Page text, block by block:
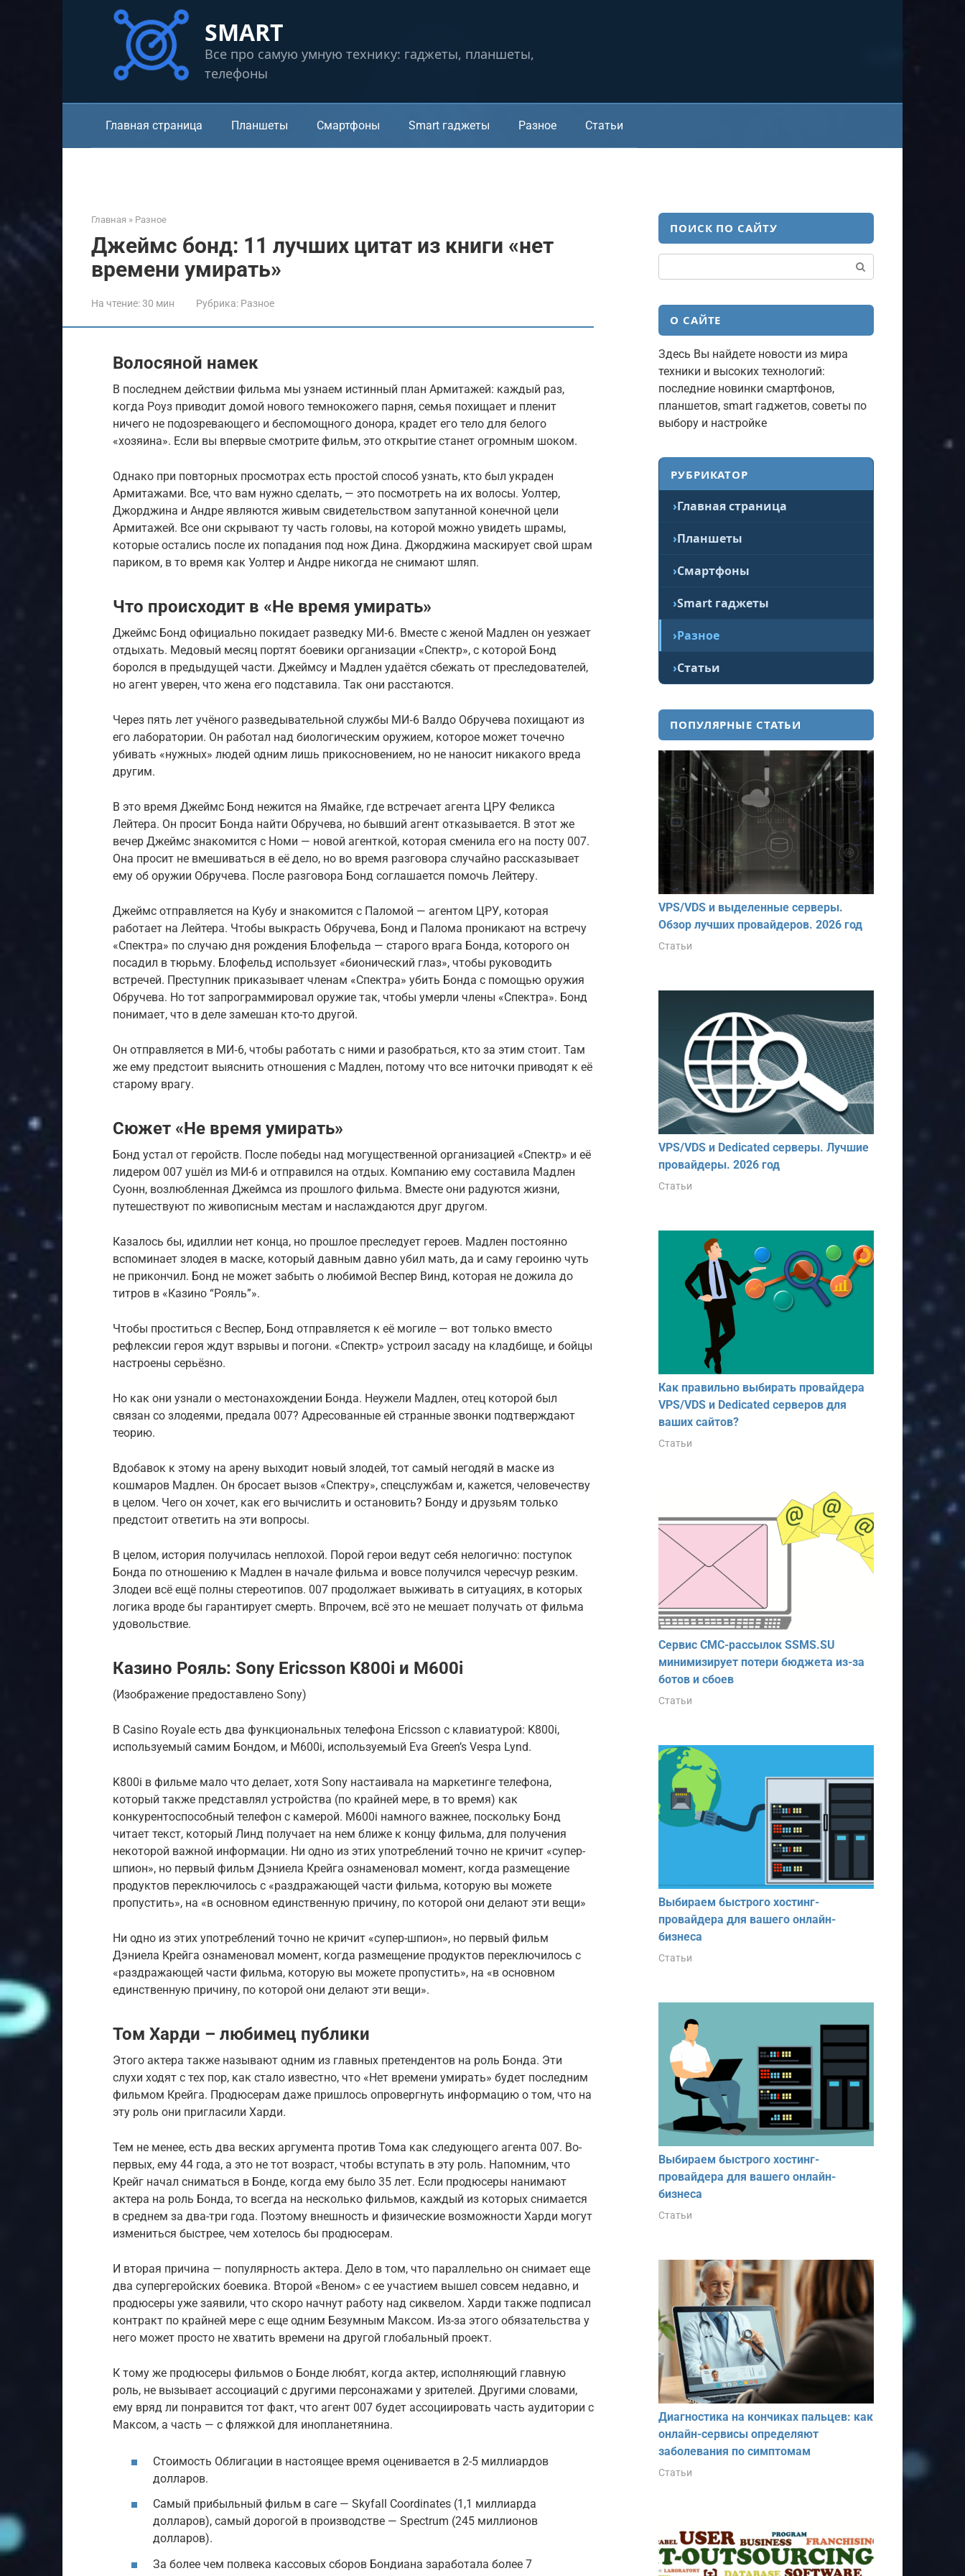
SMART
Все про самую умную технику: гаджеты, планшеты,
телефоны
Главная страница Планшеты Смартфоны Smart гаджеты Разное Статьи
Главная » Разное
Джеймс бонд: 11 лучших цитат из книги «нет
времени умирать»
На чтение:30 мин Рубрика: Разное
Волосяной намек
В последнем действии фильма мы узнаем истинный план Армитажей: каждый раз,
когда Роуз приводит домой нового темнокожего парня, семья похищает и пленит
ничего не подозревающего и беспомощного донора, крадет его тело для белого
«хозяина». Если вы впервые смотрите фильм, это открытие станет огромным шоком.
Однако при повторных просмотрах есть простой способ узнать, кто был украден
Армитажами. Все, что вам нужно сделать, — это посмотреть на их волосы. Уолтер,
Джорджина и Андре являются живым свидетельством запутанной конечной цели
Армитажей. Все они скрывают ту часть головы, на которой можно увидеть шрамы,
которые остались после их попадания под нож Дина. Джорджина маскирует свой шрам
париком, в то время как Уолтер и Андре никогда не снимают шляп.
Что происходит в «Не время умирать»
Джеймс Бонд официально покидает разведку МИ‑6. Вместе с женой Мадлен он уезжает
отдыхать. Медовый месяц портят боевики организации «Спектр», с которой Бонд
боролся в предыдущей части. Джеймсу и Мадлен удаётся сбежать от преследователей,
но агент уверен, что жена его подставила. Так они расстаются.
Через пять лет учёного разведывательной службы МИ‑6 Валдо Обручева похищают из
его лаборатории. Он работал над биологическим оружием, которое может точечно
убивать «нужных» людей одним лишь прикосновением, но не наносит никакого вреда
другим.
В это время Джеймс Бонд нежится на Ямайке, где встречает агента ЦРУ Феликса
Лейтера. Он просит Бонда найти Обручева, но бывший агент отказывается. В этот же
вечер Джеймс знакомится с Номи — новой агенткой, которая сменила его на посту 007.
Она просит не вмешиваться в её дело, но во время разговора случайно рассказывает
ему об оружии Обручева. После разговора Бонд соглашается помочь Лейтеру.
Джеймс отправляется на Кубу и знакомится с Паломой — агентом ЦРУ, которая
работает на Лейтера. Чтобы выкрасть Обручева, Бонд и Палома проникают на встречу
«Спектра» по случаю дня рождения Блофельда — старого врага Бонда, которого он
посадил в тюрьму. Блофельд использует «бионический глаз», чтобы руководить
встречей. Преступник приказывает членам «Спектра» убить Бонда с помощью оружия
Обручева. Но тот запрограммировал оружие так, чтобы умерли члены «Спектра». Бонд
понимает, что в деле замешан кто-то другой.
Он отправляется в МИ‑6, чтобы работать с ними и разобраться, кто за этим стоит. Там
же ему предстоит выяснить отношения с Мадлен, потому что все ниточки приводят к её
старому врагу.
Сюжет «Не время умирать»
Бонд устал от геройств. После победы над могущественной организацией «Спектр» и её
лидером 007 ушёл из МИ-6 и отправился на отдых. Компанию ему составила Мадлен
Суонн, возлюбленная Джеймса из прошлого фильма. Вместе они радуются жизни,
путешествуют по живописным местам и наслаждаются друг другом.
Казалось бы, идиллии нет конца, но прошлое преследует героев. Мадлен постоянно
вспоминает злодея в маске, который давным давно убил мать, да и саму героиню чуть
не прикончил. Бонд не может забыть о любимой Веспер Винд, которая не дожила до
титров в «Казино “Рояль”».
Чтобы проститься с Веспер, Бонд отправляется к её могиле — вот только вместо
рефлексии героя ждут взрывы и погони. «Спектр» устроил засаду на кладбище, и бойцы
настроены серьёзно.
Но как они узнали о местонахождении Бонда. Неужели Мадлен, отец которой был
связан со злодеями, предала 007? Адресованные ей странные звонки подтверждают
теорию.
Вдобавок к этому на арену выходит новый злодей, тот самый негодяй в маске из
кошмаров Мадлен. Он бросает вызов «Спектру», спецслужбам и, кажется, человечеству
в целом. Чего он хочет, как его вычислить и остановить? Бонду и друзьям только
предстоит ответить на эти вопросы.
В целом, история получилась неплохой. Порой герои ведут себя нелогично: поступок
Бонда по отношению к Мадлен в начале фильма и вовсе получился чересчур резким.
Злодеи всё ещё полны стереотипов. 007 продолжает выживать в ситуациях, в которых
логика вроде бы гарантирует смерть. Впрочем, всё это не мешает получать от фильма
удовольствие.
Казино Рояль: Sony Ericsson K800i и M600i
(Изображение предоставлено Sony)
В Casino Royale есть два функциональных телефона Ericsson с клавиатурой: K800i,
используемый самим Бондом, и M600i, используемый Eva Green’s Vespa Lynd.
K800i в фильме мало что делает, хотя Sony настаивала на маркетинге телефона,
который также представлял устройства (по крайней мере, в то время) как
конкурентоспособный телефон с камерой. M600i намного важнее, поскольку Бонд
читает текст, который Линд получает на нем ближе к концу фильма, для получения
некоторой важной информации. Ни одно из этих употреблений точно не кричит «супер-
шпион», но первый фильм Дэниела Крейга ознаменовал момент, когда размещение
продуктов переключилось с «раздражающей части фильма, которую вы можете
пропустить», на «в основном единственную причину, по которой они делают эти вещи»
Ни одно из этих употреблений точно не кричит «супер-шпион», но первый фильм
Дэниела Крейга ознаменовал момент, когда размещение продуктов переключилось с
«раздражающей части фильма, которую вы можете пропустить», на «в основном
единственную причину, по которой они делают эти вещи».
Том Харди – любимец публики
Этого актера также называют одним из главных претендентов на роль Бонда. Эти
слухи ходят с тех пор, как стало известно, что «Нет времени умирать» будет последним
фильмом Крейга. Продюсерам даже пришлось опровергнуть информацию о том, что на
эту роль они пригласили Харди.
Тем не менее, есть два веских аргумента против Тома как следующего агента 007. Во-
первых, ему 44 года, а это не тот возраст, чтобы вступать в эту роль. Напомним, что
Крейг начал сниматься в Бонде, когда ему было 35 лет. Если продюсеры нанимают
актера на роль Бонда, то всегда на несколько фильмов, каждый из которых снимается
в среднем за два-три года. Поэтому внешность и физические возможности Харди могут
измениться быстрее, чем хотелось бы продюсерам.
И вторая причина — популярность актера. Дело в том, что параллельно он снимает еще
два супергеройских боевика. Второй «Веном» с ее участием вышел совсем недавно, и
продюсеры уже заявили, что скоро начнут работу над сиквелом. Харди также подписал
контракт по крайней мере с еще одним Безумным Максом. Из-за этого обязательства у
него может просто не хватить времени на другой глобальный проект.
К тому же продюсеры фильмов о Бонде любят, когда актер, исполняющий главную
роль, не вызывает ассоциаций с другими персонажами у зрителей. Другими словами,
ему вряд ли понравится тот факт, что агент 007 будет ассоциировать часть аудитории с
Максом, а часть — с фляжкой для инопланетянина.
Стоимость Облигации в настоящее время оценивается в 2-5 миллиардов
долларов.
Самый прибыльный фильм в саге — Skyfall Coordinates (1,1 миллиарда
долларов), самый дорогой в производстве — Spectrum (245 миллионов
долларов).
За более чем полвека кассовых сборов Бондиана заработала более 7
ПОИСК ПО САЙТУ
О САЙТЕ
Здесь Вы найдете новости из мира
техники и высоких технологий:
последние новинки смартфонов,
планшетов, smart гаджетов, советы по
выбору и настройке
РУБРИКАТОР
Главная страница
Планшеты
Смартфоны
Smart гаджеты
Разное
Статьи
ПОПУЛЯРНЫЕ СТАТЬИ
VPS/VDS и выделенные серверы.
Обзор лучших провайдеров. 2026 год
Статьи
VPS/VDS и Dedicated серверы. Лучшие
провайдеры. 2026 год
Статьи
Как правильно выбирать провайдера
VPS/VDS и Dedicated серверов для
ваших сайтов?
Статьи
Сервис СМС-рассылок SSMS.SU
минимизирует потери бюджета из-за
ботов и сбоев
Статьи
Выбираем быстрого хостинг-
провайдера для вашего онлайн-
бизнеса
Статьи
Выбираем быстрого хостинг-
провайдера для вашего онлайн-
бизнеса
Статьи
Диагностика на кончиках пальцев: как
онлайн-сервисы определяют
заболевания по симптомам
Статьи